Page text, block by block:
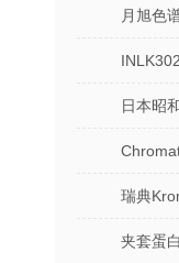
月旭色
日本昭
瑞典
夹套蛋